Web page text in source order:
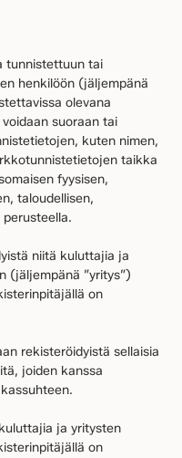
tunnistettuun tai
henkilöön (jäljempänä
olevana
suoraan tai
kuten nimen,
taikka
fyysisen,
taloudellisen,
niitä kuluttajia ja
(jäljempänä ”yritys”)
on
rekisteröidyistä sellaisia
joiden kanssa
ja yritysten
on